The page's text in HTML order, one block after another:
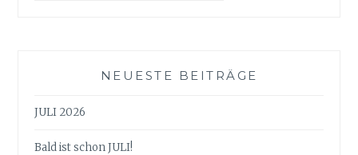
NEUESTE BEITRÄGE
JULI 2026
Bald ist schon JULI!